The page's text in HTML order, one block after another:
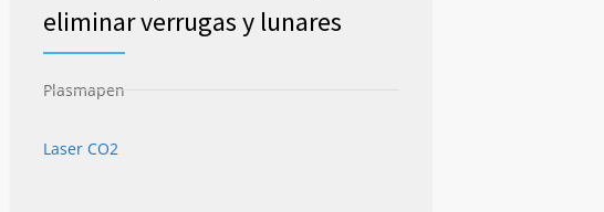
eliminar verrugas y lunares
Plasmapen
Laser CO2